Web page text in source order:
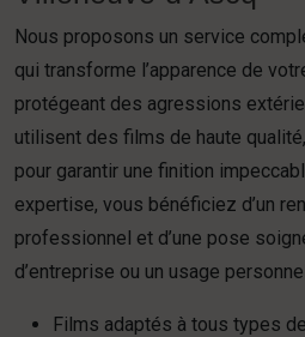
Nous proposons un service
qui transforme l’apparence de
protégeant des agressions
utilisent des films de haute
pour garantir une finition
expertise, vous bénéficiez d’un
professionnel et d’une pose
d’entreprise ou un usage
Films adaptés à tous types